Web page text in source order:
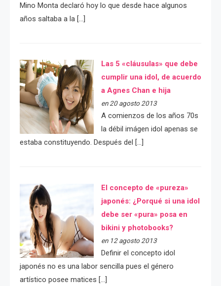
Mino Monta declaró hoy lo que desde hace algunos
años saltaba a la […]
Las 5 «cláusulas» que debe
cumplir una idol, de acuerdo
a Agnes Chan e hija
en 20 agosto 2013
A comienzos de los años 70s
la débil imágen idol apenas se
estaba constituyendo. Después del […]
El concepto de «pureza»
japonés: ¿Porqué si una idol
debe ser «pura» posa en
bikini y photobooks?
en 12 agosto 2013
Definir el concepto idol
japonés no es una labor sencilla pues el género
artístico posee matices […]